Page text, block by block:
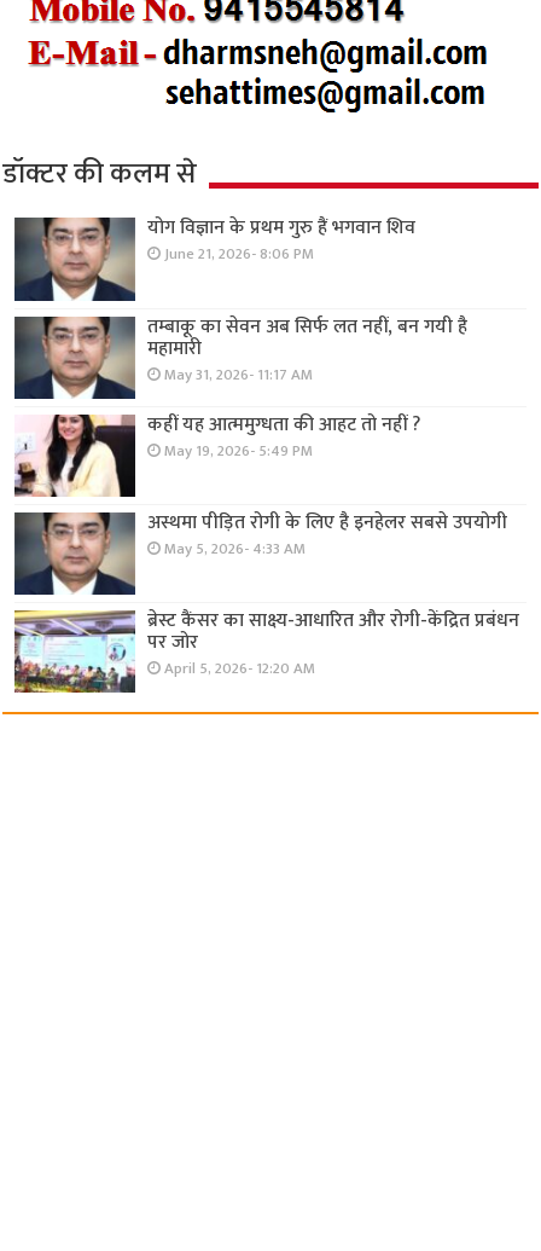
डॉक्टर की कलम से
योग विज्ञान के प्रथम गुरु हैं भगवान शिव
June 21, 2026- 8:06 PM
तम्बाकू का सेवन अब सिर्फ लत नहीं, बन गयी है
महामारी
May 31, 2026- 11:17 AM
कहीं यह आत्ममुग्धता की आहट तो नहीं ?
May 19, 2026- 5:49 PM
अस्थमा पीड़ित रोगी के लिए है इनहेलर सबसे उपयोगी
May 5, 2026- 4:33 AM
ब्रेस्ट कैंसर का साक्ष्य-आधारित और रोगी-केंद्रित प्रबंधन
पर जोर
April 5, 2026- 12:20 AM